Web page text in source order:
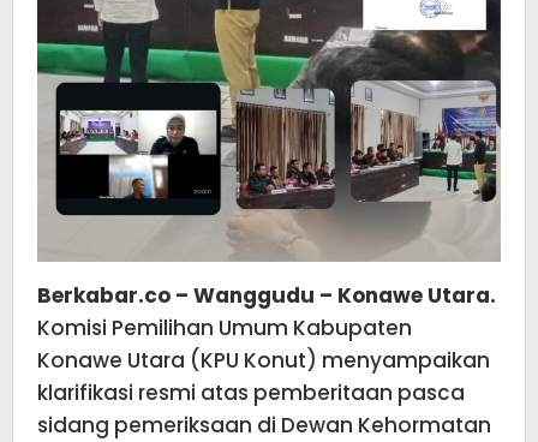
Berkabar.co – Wanggudu – Konawe Utara.
Komisi Pemilihan Umum Kabupaten
Konawe Utara (KPU Konut) menyampaikan
klarifikasi resmi atas pemberitaan pasca
sidang pemeriksaan di Dewan Kehormatan